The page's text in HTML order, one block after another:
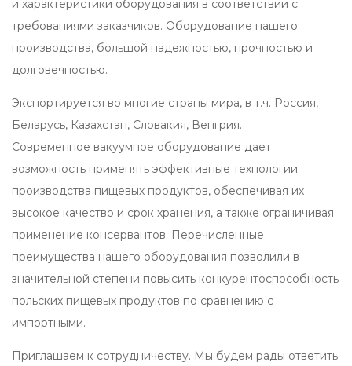
и характеристики оборудования в соответствии с
требованиями заказчиков. Оборудование нашего
производства, большой надежностью, прочностью и
долговечностью.
Экспортируется во многие страны мира, в т.ч. Россия,
Беларусь, Казахстан, Словакия, Венгрия.
Современное вакуумное оборудование дает
возможность применять эффективные технологии
производства пищевых продуктов, обеспечивая их
высокое качество и срок хранения, а также ограничивая
применение консервантов. Перечисленные
преимущества нашего оборудования позволили в
значительной степени повысить конкурентоспособность
польских пищевых продуктов по сравнению с
импортными.
Приглашаем к сотрудничеству. Мы будем рады ответить